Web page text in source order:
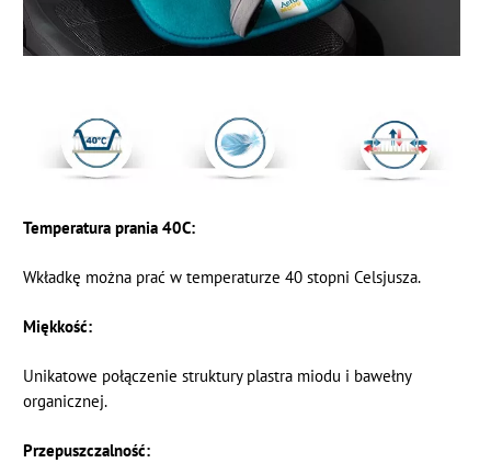
Temperatura prania 40C:
Wkładkę można prać w temperaturze 40 stopni Celsjusza.
Miękkość:
Unikatowe połączenie struktury plastra miodu i bawełny
organicznej.
Przepuszczalność: